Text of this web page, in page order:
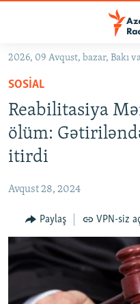
Əsas
qayıt
Əsas
naviqasiyaya
qayıt
Axtarışa
GÜNDƏM
#İZAHLA
KORRUPSIOMETR
#ƏSLINDƏ
QANUNI DOĞRU
ARAŞDIRMA
MULTIMEDIA
VIDEO
FOTOQALEREYA
RADIO ARXIV
OXU ZALI
HAQQIMIZDA
2026, 09 Avqust, bazar, Bakı
SOSIAL
Reabilitasiya
ölüm:
itirdi
Avqust 28, 2024
Paylaş VPN-siz